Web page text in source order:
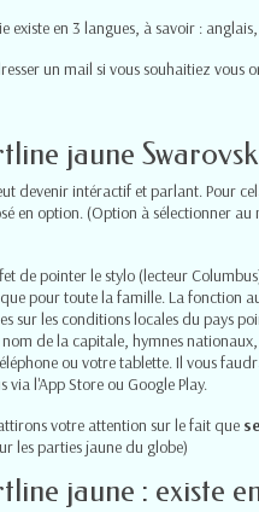
existe en 3 langues, à savoir :
un mail si vous souhaitiez vous
jaune
devenir intéractif et parlant. Pour
en option. (Option à sélectionner
de pointer le stylo (lecteur
pour toute la famille. La fonction
sur les conditions locales du pays
de la capitale, hymnes
ou votre tablette. Il vous
via l'App Store ou Google Play.
votre attention sur le fait que
les parties jaune du globe)
jaune : existe